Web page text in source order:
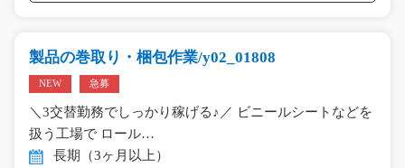
製品の巻取り・梱包作業/y02_01808
NEW 急募
＼3交替勤務でしっかり稼げる♪／ ビニールシートなどを
扱う工場で ロール…
長期（3ヶ月以上）